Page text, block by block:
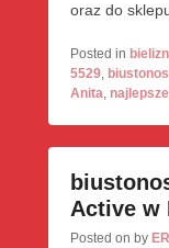
oraz do
Posted in
5529,
Anita,
Active w
Posted on by